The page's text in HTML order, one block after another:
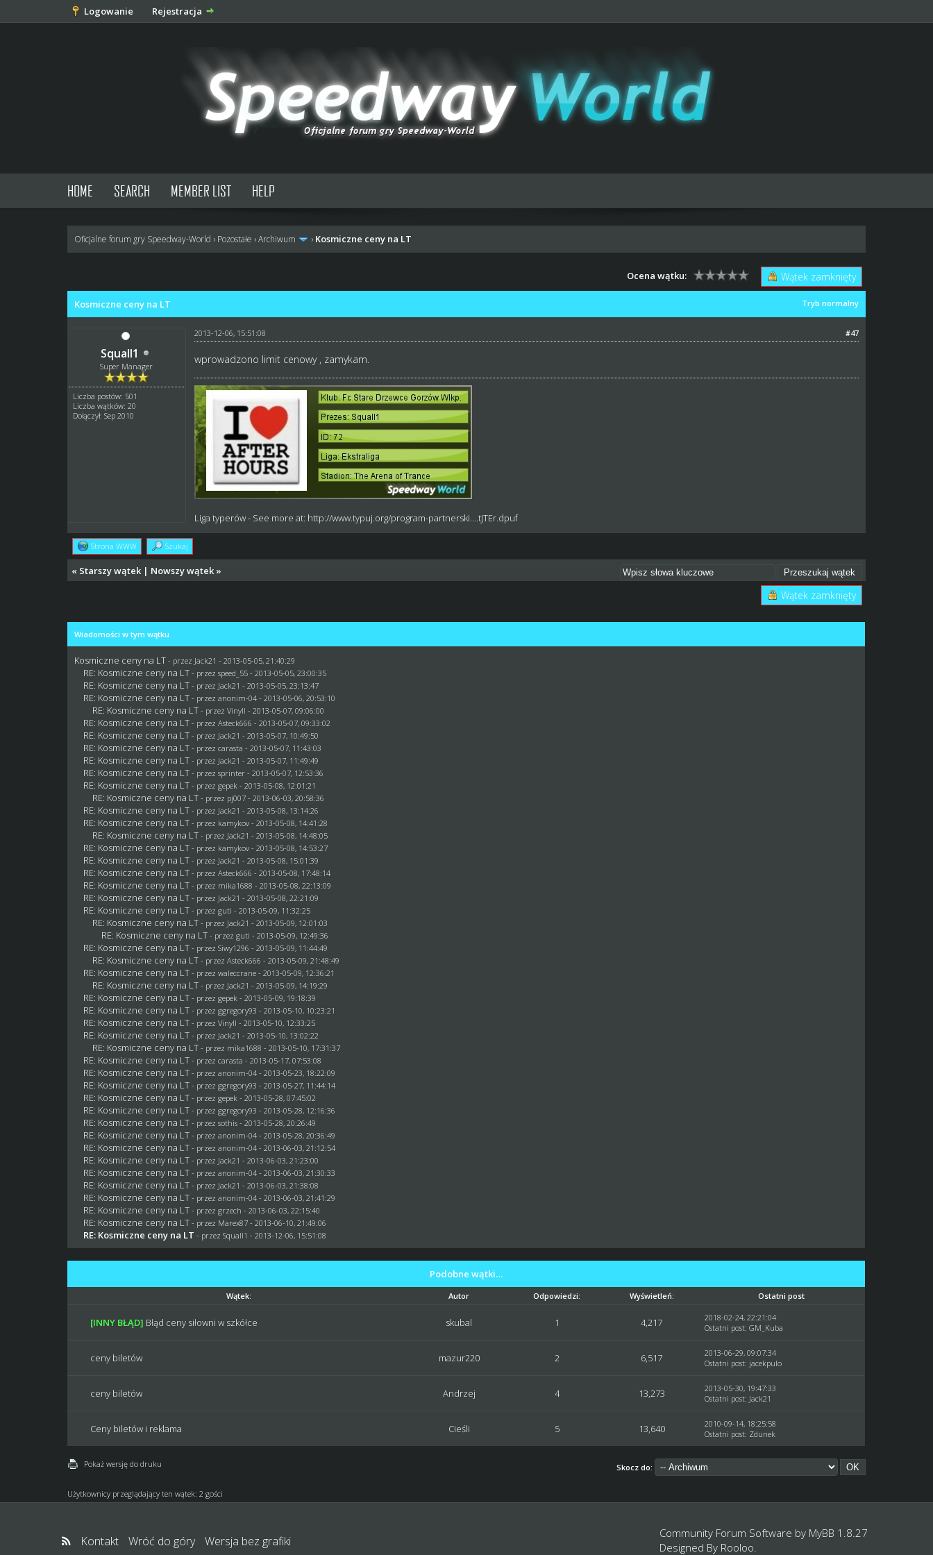
Logowanie Rejestracja
HOME SEARCH MEMBER LIST HELP
Oficjalne forum gry Speedway-World › Pozostałe ›Archiwum › Kosmiczne ceny na LT
Wątek zamknięty
Ocena wątku:
Tryb normalny
Kosmiczne ceny na LT
Squall1
Super Manager
Liczba postów: 501
Liczba wątków: 20
Dołączył: Sep 2010
#47
2013-12-06, 15:51:08
wprowadzono limit cenowy , zamykam.
Liga typerów- See more at: http://www.typuj.org/program-partnerski....tJTEr.dpuf
Strona WWW Szukaj
« Starszy wątek | Nowszy wątek »
Wątek zamknięty
Wiadomości w tym wątku
Kosmiczne ceny na LT - przez Jack21 - 2013-05-05, 21:40:29
RE: Kosmiczne ceny na LT - przez speed_55 - 2013-05-05, 23:00:35
RE: Kosmiczne ceny na LT - przez Jack21 - 2013-05-05, 23:13:47
RE: Kosmiczne ceny na LT - przez anonim-04 - 2013-05-06, 20:53:10
RE: Kosmiczne ceny na LT - przez Vinyll - 2013-05-07, 09:06:00
RE: Kosmiczne ceny na LT - przez Asteck666 - 2013-05-07, 09:33:02
RE: Kosmiczne ceny na LT - przez Jack21 - 2013-05-07, 10:49:50
RE: Kosmiczne ceny na LT - przezcarasta - 2013-05-07, 11:43:03
RE: Kosmiczne ceny na LT - przez Jack21 - 2013-05-07, 11:49:49
RE: Kosmiczne ceny na LT - przez sprinter - 2013-05-07, 12:53:36
RE: Kosmiczne ceny na LT - przezgepek - 2013-05-08, 12:01:21
RE: Kosmiczne ceny na LT - przez pj007 - 2013-06-03, 20:58:36
RE: Kosmiczne ceny na LT - przez Jack21 - 2013-05-08, 13:14:26
RE: Kosmiczne ceny na LT - przez kamykov - 2013-05-08, 14:41:28
RE: Kosmiczne ceny na LT - przez Jack21 - 2013-05-08, 14:48:05
RE: Kosmiczne ceny na LT - przez kamykov - 2013-05-08, 14:53:27
RE: Kosmiczne ceny na LT - przez Jack21 - 2013-05-08, 15:01:39
RE: Kosmiczne ceny na LT - przez Asteck666 - 2013-05-08, 17:48:14
RE: Kosmiczne ceny na LT - przez mika1688 - 2013-05-08, 22:13:09
RE: Kosmiczne ceny na LT - przez Jack21 - 2013-05-08, 22:21:09
RE: Kosmiczne ceny na LT - przezguti - 2013-05-09, 11:32:25
RE: Kosmiczne ceny na LT - przez Jack21 - 2013-05-09, 12:01:03
RE: Kosmiczne ceny na LT - przezguti - 2013-05-09, 12:49:36
RE: Kosmiczne ceny na LT - przezSiwy1296 - 2013-05-09, 11:44:49
RE: Kosmiczne ceny na LT - przez Asteck666 - 2013-05-09, 21:48:49
RE: Kosmiczne ceny na LT - przezwaleccrane - 2013-05-09, 12:36:21
RE: Kosmiczne ceny na LT - przez Jack21 - 2013-05-09, 14:19:29
RE: Kosmiczne ceny na LT - przezgepek - 2013-05-09, 19:18:39
RE: Kosmiczne ceny na LT - przezggregory93 - 2013-05-10, 10:23:21
RE: Kosmiczne ceny na LT - przez Vinyll - 2013-05-10, 12:33:25
RE: Kosmiczne ceny na LT - przez Jack21 - 2013-05-10, 13:02:22
RE: Kosmiczne ceny na LT - przez mika1688 - 2013-05-10, 17:31:37
RE: Kosmiczne ceny na LT - przezcarasta - 2013-05-17, 07:53:08
RE: Kosmiczne ceny na LT - przez anonim-04 - 2013-05-23, 18:22:09
RE: Kosmiczne ceny na LT - przezggregory93 - 2013-05-27, 11:44:14
RE: Kosmiczne ceny na LT - przezgepek - 2013-05-28, 07:45:02
RE: Kosmiczne ceny na LT - przezggregory93 - 2013-05-28, 12:16:36
RE: Kosmiczne ceny na LT - przezsothis - 2013-05-28, 20:26:49
RE: Kosmiczne ceny na LT - przez anonim-04 - 2013-05-28, 20:36:49
RE: Kosmiczne ceny na LT - przez anonim-04 - 2013-06-03, 21:12:54
RE: Kosmiczne ceny na LT - przez Jack21 - 2013-06-03, 21:23:00
RE: Kosmiczne ceny na LT - przez anonim-04 - 2013-06-03, 21:30:33
RE: Kosmiczne ceny na LT - przez Jack21 - 2013-06-03, 21:38:08
RE: Kosmiczne ceny na LT - przez anonim-04 - 2013-06-03, 21:41:29
RE: Kosmiczne ceny na LT - przezgrzech - 2013-06-03, 22:15:40
RE: Kosmiczne ceny na LT - przez Marex87 - 2013-06-10, 21:49:06
RE: Kosmiczne ceny na LT - przezSquall1 - 2013-12-06, 15:51:08
Podobne wątki…
Wątek: Autor Odpowiedzi: Wyświetleń: Ostatni post
[INNY BŁĄD] Błąd ceny siłowni w szkółce skubal 1 4,217
2018-02-24, 22:21:04
Ostatni post:GM_Kuba
ceny biletów mazur220 2 6,517
2013-06-29, 09:07:34
Ostatni post: jacekpulo
ceny biletów Andrzej 4 13,273
2013-05-30, 19:47:33
Ostatni post: Jack21
Ceny biletów i reklama Cieśli 5 13,640
2010-09-14, 18:25:58
Ostatni post: Zdunek
Pokaż wersję do druku Skocz do:
Użytkownicy przeglądający ten wątek: 2 gości
Kontakt Wróć do góry Wersja bez grafiki
Community Forum Software by MyBB 1.8.27
Designed By Rooloo